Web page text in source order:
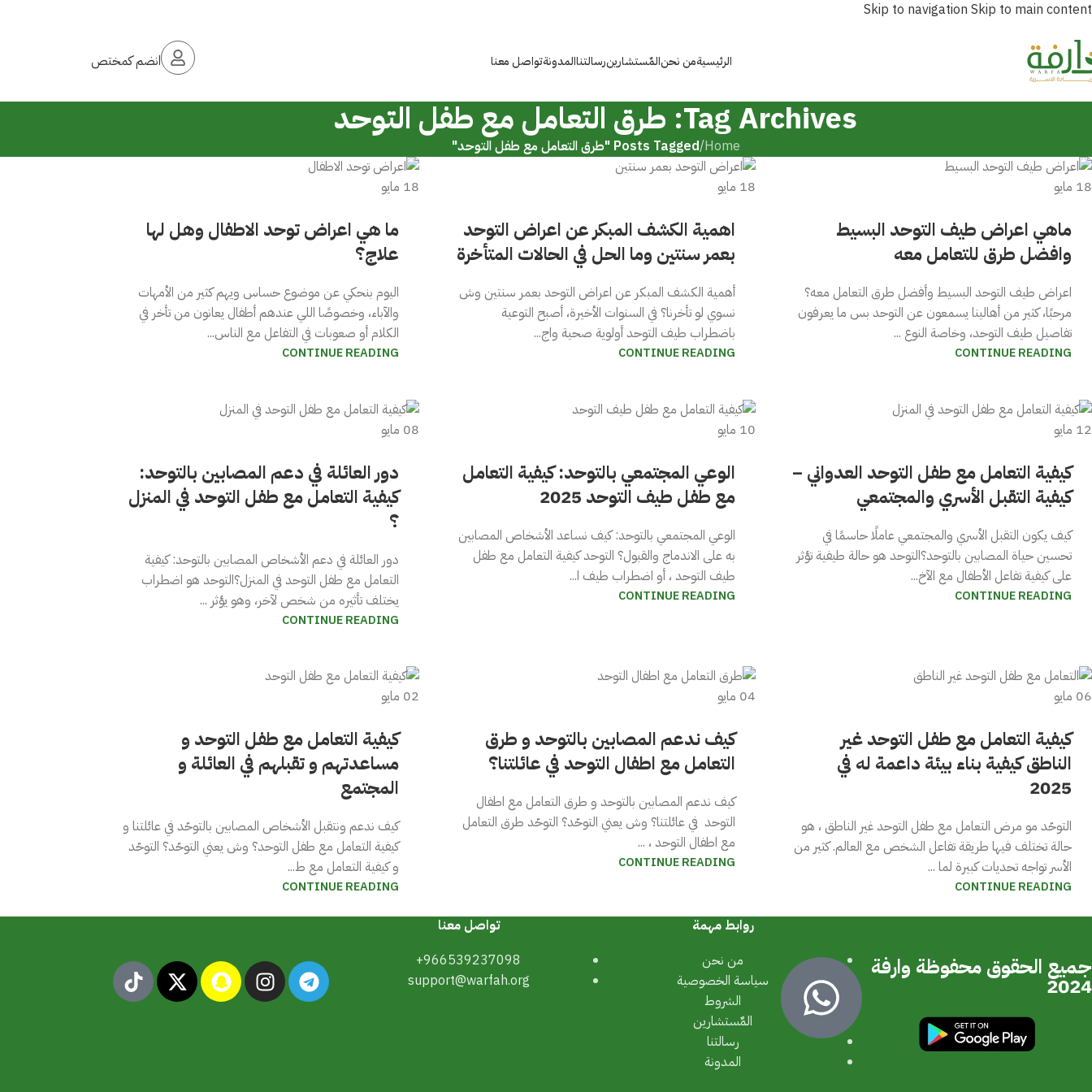
Skip to navigation Skip to main content
الرئيسيةمن نحنالمٌستشارينرسالتناالمدونةتواصل معنا انضم كمختص
Tag Archives: طرق التعامل مع طفل التوحد
Home
/Posts Tagged "طرق التعامل مع طفل التوحد"
18 مايو
ماهي اعراض طيف التوحد البسيط
وافضل طرق للتعامل معه
اعراض طيف التوحد البسيط وأفضل طرق التعامل معه؟
مرحبًا، كثير من أهالينا يسمعون عن التوحد بس ما يعرفون
تفاصيل طيف التوحد، وخاصة النوع ...
CONTINUE READING
18 مايو
اهمية الكشف المبكر عن اعراض التوحد
بعمر سنتين وما الحل في الحالات المتأخرة
أهمية الكشف المبكر عن اعراض التوحد بعمر سنتين وش
نسوي لو تأخرنا؟ في السنوات الأخيرة، أصبح التوعية
باضطراب طيف التوحد أولوية صحية واج...
CONTINUE READING
18 مايو
ما هي اعراض توحد الاطفال وهل لها
علاج؟
اليوم بنحكي عن موضوع حساس ويهم كثير من الأمهات
والآباء، وخصوصًا اللي عندهم أطفال يعانون من تأخر في
الكلام أو صعوبات في التفاعل مع الناس...
CONTINUE READING
12 مايو
كيفية التعامل مع طفل التوحد العدواني –
كيفية التقبل الأسري والمجتمعي
كيف يكون التقبل الأسري والمجتمعي عاملًا حاسمًا في
تحسين حياة المصابين بالتوحد؟التوحد هو حالة طيفية تؤثر
على كيفية تفاعل الأطفال مع الآخ...
CONTINUE READING
10 مايو
الوعي المجتمعي بالتوحد: كيفية التعامل
مع طفل طيف التوحد 2025
الوعي المجتمعي بالتوحد: كيف نساعد الأشخاص المصابين
به على الاندماج والقبول؟ التوحد كيفية التعامل مع طفل
طيف التوحد ، أو اضطراب طيف ا...
CONTINUE READING
08 مايو
دور العائلة في دعم المصابين بالتوحد:
كيفية التعامل مع طفل التوحد في المنزل
؟
دور العائلة في دعم الأشخاص المصابين بالتوحد: كيفية
التعامل مع طفل التوحد في المنزل؟التوحد هو اضطراب
يختلف تأثيره من شخص لآخر، وهو يؤثر ...
CONTINUE READING
06 مايو
كيفية التعامل مع طفل التوحد غير
الناطق كيفية بناء بيئة داعمة له في
2025
التوحّد مو مرض التعامل مع طفل التوحد غير الناطق ، هو
حالة تختلف فيها طريقة تفاعل الشخص مع العالم. كثير من
الأسر تواجه تحديات كبيرة لما ...
CONTINUE READING
04 مايو
كيف ندعم المصابين بالتوحد و طرق
التعامل مع اطفال التوحد في عائلتنا؟
كيف ندعم المصابين بالتوحد و طرق التعامل مع اطفال
التوحد في عائلتنا؟ وش يعني التوحّد؟ التوحّد طرق التعامل
مع اطفال التوحد ، ...
CONTINUE READING
02 مايو
كيفية التعامل مع طفل التوحد و
مساعدتهم و تقبلهم في العائلة و
المجتمع
كيف ندعم ونتقبل الأشخاص المصابين بالتوحّد في عائلتنا و
كيفية التعامل مع طفل التوحد؟ وش يعني التوحّد؟ التوحّد
و كيفية التعامل مع ط...
CONTINUE READING
جميع الحقوق محفوظة وارفة
2024
روابط مهمة
من نحن
سياسة الخصوصية
الشروط
المٌستشارين
رسالتنا
المدونة
تواصل معنا
966539237098+
support@warfah.org